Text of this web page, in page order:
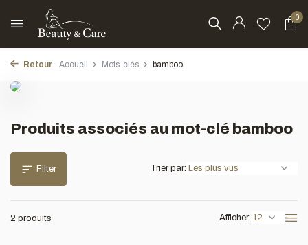
0
Retour Accueil Mots-clés bamboo
Produits associés au mot-clé bamboo
Filter
2 produits Afficher:
Trier par: